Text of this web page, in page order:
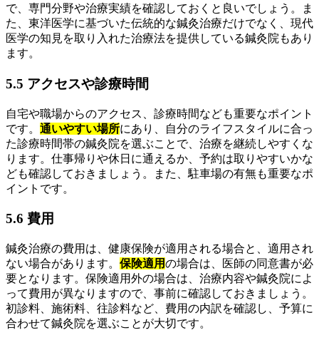
で、専門分野や治療実績を確認しておくと良いでしょう。ま
た、東洋医学に基づいた伝統的な鍼灸治療だけでなく、現代
医学の知見を取り入れた治療法を提供している鍼灸院もあり
ます。
5.5 アクセスや診療時間
自宅や職場からのアクセス、診療時間なども重要なポイント
です。 通いやすい場所にあり、自分のライフスタイルに合っ
た診療時間帯の鍼灸院を選ぶことで、治療を継続しやすくな
ります。仕事帰りや休日に通えるか、予約は取りやすいかな
ども確認しておきましょう。また、駐車場の有無も重要なポ
イントです。
5.6 費用
鍼灸治療の費用は、健康保険が適用される場合と、適用され
ない場合があります。 保険適用の場合は、医師の同意書が必
要となります。保険適用外の場合は、治療内容や鍼灸院によ
って費用が異なりますので、事前に確認しておきましょう。
初診料、施術料、往診料など、費用の内訳を確認し、予算に
合わせて鍼灸院を選ぶことが大切です。